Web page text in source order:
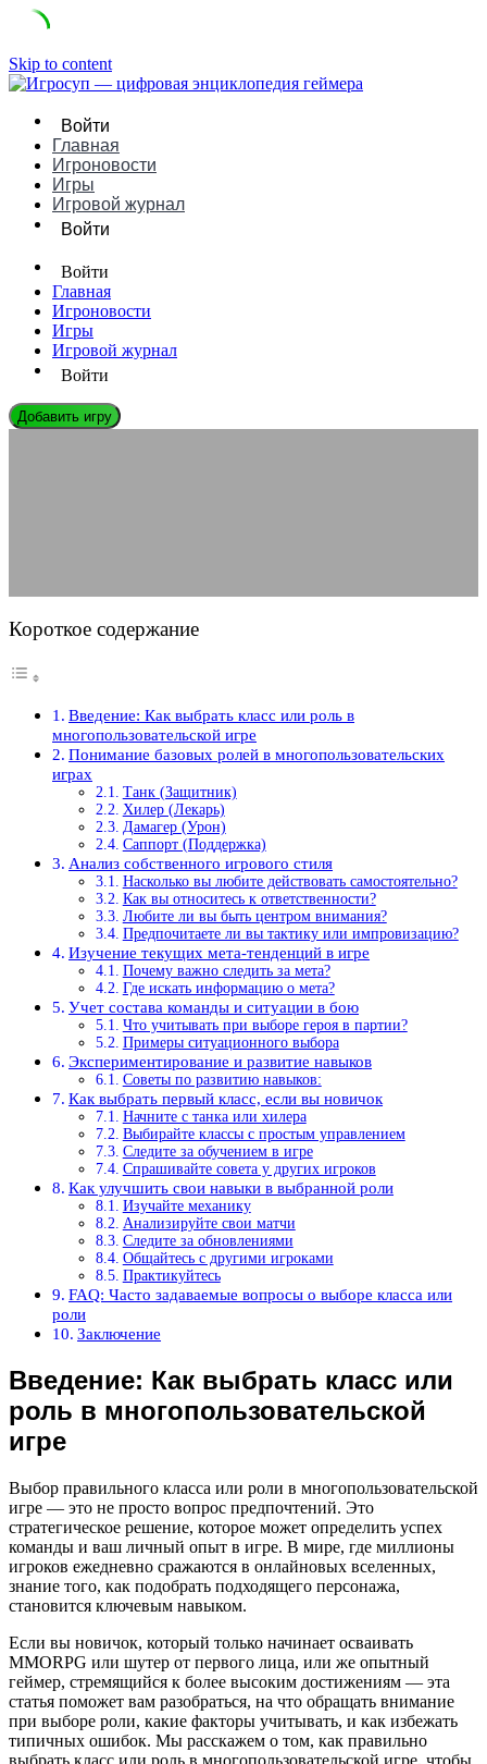
Skip to content
Войти
Главная
Игроновости
Игры
Игровой журнал
Войти
Войти
Главная
Игроновости
Игры
Игровой журнал
Войти
Добавить игру
Короткое содержание
Введение: Как выбрать класс или роль в
многопользовательской игре
Понимание базовых ролей в многопользовательских
играх
Танк (Защитник)
Хилер (Лекарь)
Дамагер (Урон)
Саппорт (Поддержка)
Анализ собственного игрового стиля
Насколько вы любите действовать самостоятельно?
Как вы относитесь к ответственности?
Любите ли вы быть центром внимания?
Предпочитаете ли вы тактику или импровизацию?
Изучение текущих мета-тенденций в игре
Почему важно следить за мета?
Где искать информацию о мета?
Учет состава команды и ситуации в бою
Что учитывать при выборе героя в партии?
Примеры ситуационного выбора
Экспериментирование и развитие навыков
Советы по развитию навыков:
Как выбрать первый класс, если вы новичок
Начните с танка или хилера
Выбирайте классы с простым управлением
Следите за обучением в игре
Спрашивайте совета у других игроков
Как улучшить свои навыки в выбранной роли
Изучайте механику
Анализируйте свои матчи
Следите за обновлениями
Общайтесь с другими игроками
Практикуйтесь
FAQ: Часто задаваемые вопросы о выборе класса или
роли
Заключение
Введение: Как выбрать класс или
роль в многопользовательской
игре
Выбор правильного класса или роли в многопользовательской
игре — это не просто вопрос предпочтений. Это
стратегическое решение, которое может определить успех
команды и ваш личный опыт в игре. В мире, где миллионы
игроков ежедневно сражаются в онлайновых вселенных,
знание того, как подобрать подходящего персонажа,
становится ключевым навыком.
Если вы новичок, который только начинает осваивать
MMORPG или шутер от первого лица, или же опытный
геймер, стремящийся к более высоким достижениям — эта
статья поможет вам разобраться, на что обращать внимание
при выборе роли, какие факторы учитывать, и как избежать
типичных ошибок. Мы расскажем о том, как правильно
выбрать класс или роль в многопользовательской игре, чтобы